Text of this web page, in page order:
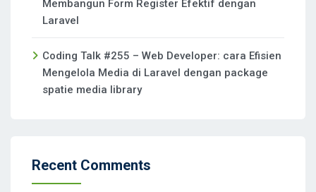
Membangun Form Register Efektif dengan
Laravel
Coding Talk #255 – Web Developer: cara Efisien
Mengelola Media di Laravel dengan package
spatie media library
Recent Comments